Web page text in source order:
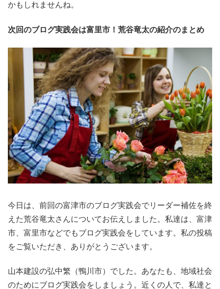
かもしれませんね。
次回のブログ実践会は富里市！荒谷竜太の紹介のまとめ
今日は、前回の富津市のブログ実践会でリーダー補佐を終
えた荒谷竜太さんについてお伝えしました。私達は、富津
市、富里市などでもブログ実践会をしています。私の投稿
をご覧いただき、ありがとうございます。
山本建設の弘中繁（鴨川市）でした。あなたも、地域社会
のためにブログ実践会をしましょう。近くの人で、私達と